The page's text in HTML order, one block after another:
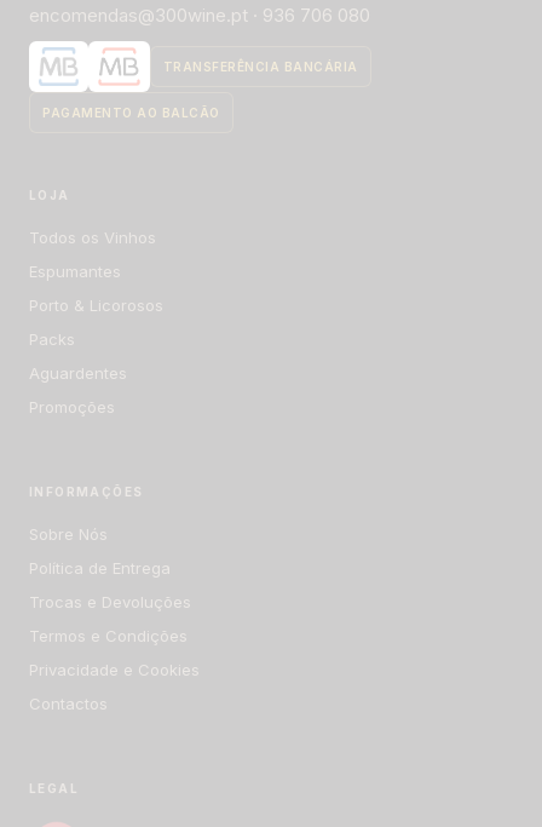
encomendas@300wine.pt · 936 706 080
LOJA
Todos os Vinhos
Espumantes
Porto & Licorosos
Packs
Aguardentes
Promoções
INFORMAÇÕES
Sobre Nós
Política de Entrega
Trocas e Devoluções
Termos e Condições
Privacidade e Cookies
Contactos
LEGAL